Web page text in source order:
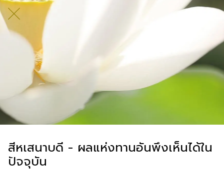
สีหเสนาบดี - ผลแห่งทานอันพึงเห็นได้ใน
ปัจจุบัน